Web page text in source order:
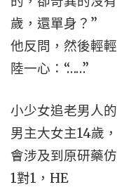
歲，還單身？”
他反問，然後輕
陸一心：“……”
小少女追老男人
男主大女主14歲
會涉及到原研藥
1對1，HE